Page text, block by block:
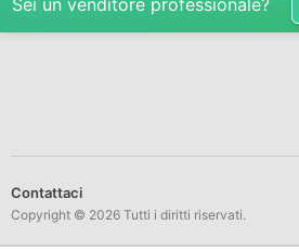
Sei un venditore professionale?
Contattaci
Copyright © 2026 Tutti i diritti riservati.